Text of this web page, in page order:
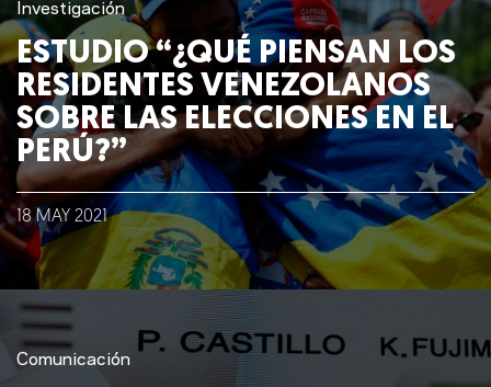
Investigación
ESTUDIO “¿QUÉ PIENSAN LOS
RESIDENTES VENEZOLANOS
SOBRE LAS ELECCIONES EN EL
PERÚ?”
18 MAY 2021
Comunicación